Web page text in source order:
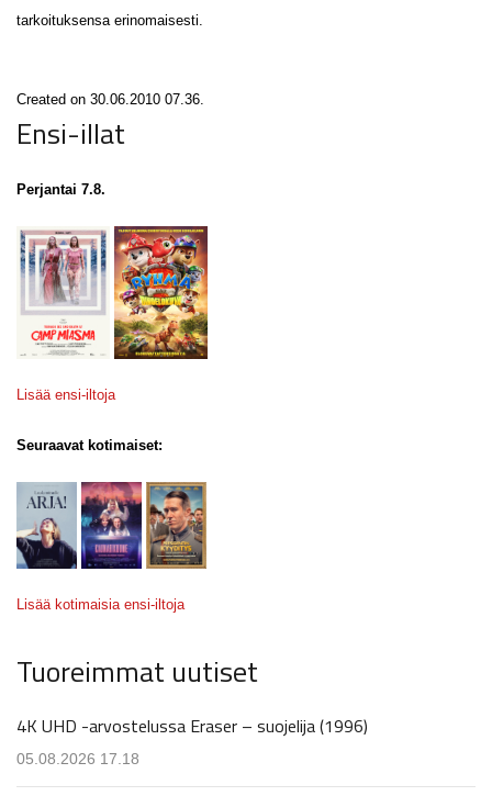
tarkoituksensa erinomaisesti.
Created on 30.06.2010 07.36.
Ensi-illat
Perjantai 7.8.
Lisää ensi-iltoja
Seuraavat kotimaiset:
Lisää kotimaisia ensi-iltoja
Tuoreimmat uutiset
4K UHD -arvostelussa Eraser – suojelija (1996)
05.08.2026 17.18